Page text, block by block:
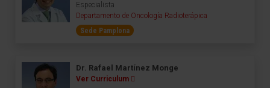
Especialista
Departamento de Oncología Radioterápica
Sede Pamplona
Dr. Rafael Martínez Monge
Ver Curriculum